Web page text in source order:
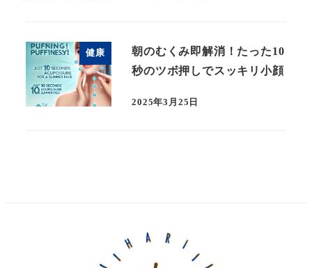
健康
朝のむくみ即解消！たった10
秒のツボ押しでスッキリ小顔
2025年3月25日